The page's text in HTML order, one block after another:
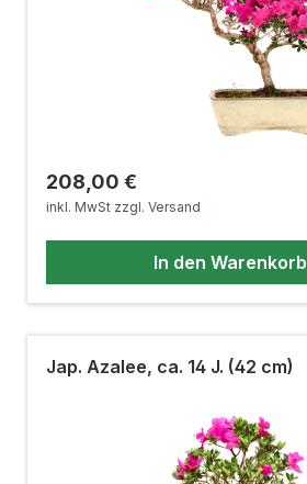
Regulärer Preis:
208,00 €
inkl. MwSt zzgl. Versand
In den Warenkorb
Jap. Azalee, ca. 14 J. (42 cm)